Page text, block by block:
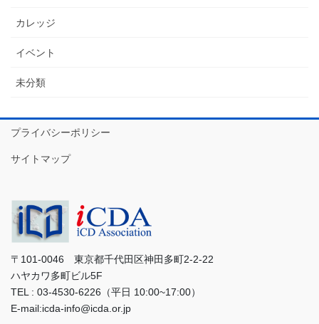
カレッジ
イベント
未分類
プライバシーポリシー
サイトマップ
〒101-0046 東京都千代田区神田多町2-2-22
ハヤカワ多町ビル5F
TEL : 03-4530-6226（平日 10:00~17:00）
E-mail:icda-info@icda.or.jp